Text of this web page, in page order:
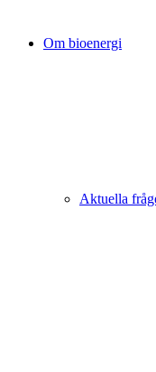
Om bioenergi
Aktuella